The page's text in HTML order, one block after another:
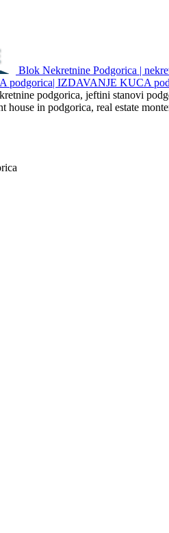
Blok Nekretnine Podgorica |
podgorica| IZDAVANJE KUCA
podgorica, jeftini stanovi
house in podgorica, real estate